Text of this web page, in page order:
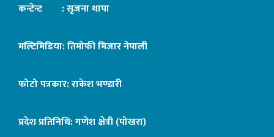
कन्टेन्ट : सृजना थापा
मल्टिमिडिया: तिमोफी मिजार नेपाली
फोटो पत्रकार: राकेश भण्डारी
प्रदेश प्रतिनिधि: गणेश क्षेत्री (पोखरा)